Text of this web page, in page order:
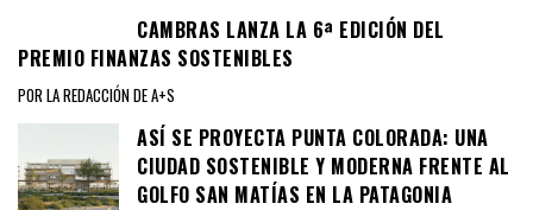
CAMBRAS LANZA LA 6ª EDICIÓN DEL
PREMIO FINANZAS SOSTENIBLES
POR LA REDACCIÓN DE A+S
ASÍ SE PROYECTA PUNTA COLORADA: UNA
CIUDAD SOSTENIBLE Y MODERNA FRENTE AL
GOLFO SAN MATÍAS EN LA PATAGONIA